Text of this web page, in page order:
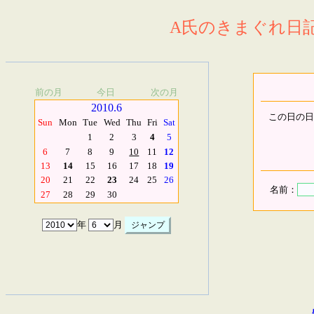
A氏のきまぐれ日
前の月 今日 次の月
2010.6
Sun Mon Tue Wed Thu Fri Sat
1
2 3 4
5
6
7 8 9 10 11
12
13
14 15 16 17 18
19
20
21 22 23 24 25
26
27
28 29 30
年 月
この日の
名前：